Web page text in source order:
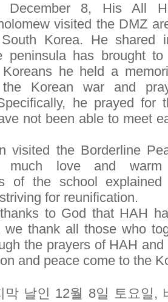
December 8, His All
visited the DMZ
South Korea. He
peninsula has brought
he held a
Korean war and
he prayed for
not been able to meet
the Borderline
much love and warm
of the school
for reunification.
to God that HAH
we thank all those who
the prayers of HAH
and peace come to the
막 날인 12월 8일 토요일,